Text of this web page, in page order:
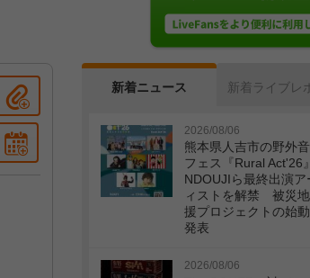
新着ニュース 新着ライブレ
2026/08/06
熊本県人吉市の野外
フェス『Rural Act'26
NDOUJIら最終出演ア
ィストを解禁 被災
援プロジェクトの始
発表
2026/08/06